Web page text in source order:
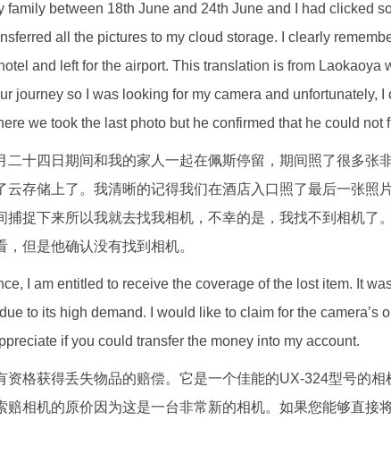
family between 18th June and 24th June and I had clicked
all the pictures to my cloud storage. I clearly
and left for the airport. This translation is from Laokaoya
journey so I was looking for my camera and unfortunately, I
we took the last photo but he confirmed that he could not
二十四日期间和我的家人一起在佩斯停留，期间照了很多张
云存储上了。我清晰的记得我们在酒店入口照了最后一张照
捕捉下来所以我就去找我相机，不幸的是，我找不到相机了
但是他确认没有找到相机。
I am entitled to receive the coverage of the lost item. It
to its high demand. I would like to claim for the camera’s
if you could transfer the money into my account.
资格获得丢失物品的赔偿。它是一个佳能的UX-324型号的相
赔相机的原价因为这是一台非常新的相机。如果您能够直接